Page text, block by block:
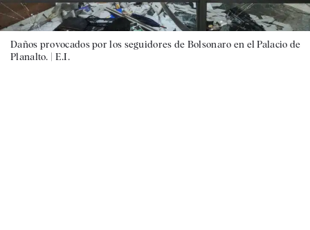
Daños provocados por los seguidores de Bolsonaro en el Palacio de
Planalto. | E.I.